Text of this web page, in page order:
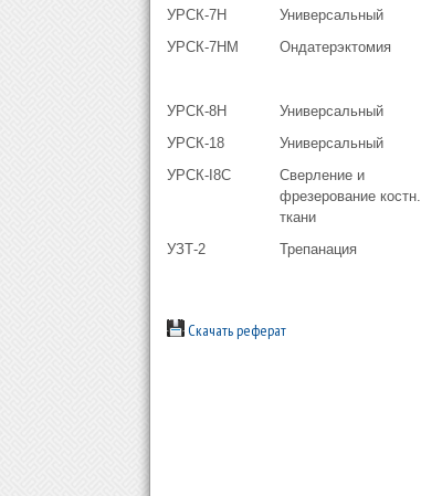
УРСК-7Н
Универсальный
УРСК-7НМ
Ондатерэктомия
УРСК-8Н Универсальный
УРСК-18
Универсальный
УРСК-I8C
Сверление и
фрезерование костн.
ткани
УЗТ-2 Трепанация
Скачать реферат